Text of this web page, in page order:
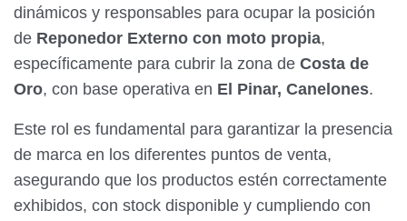
dinámicos y responsables para ocupar la posición
de Reponedor Externo con moto propia,
específicamente para cubrir la zona de Costa de
Oro, con base operativa en El Pinar, Canelones.
Este rol es fundamental para garantizar la presencia
de marca en los diferentes puntos de venta,
asegurando que los productos estén correctamente
exhibidos, con stock disponible y cumpliendo con